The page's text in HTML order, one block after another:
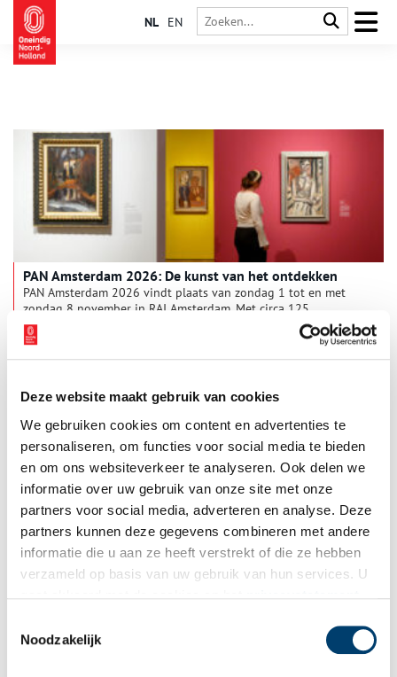
Deze website maakt gebruik van cookies
We gebruiken cookies om content en advertenties te
personaliseren, om functies voor social media te bieden
en om ons websiteverkeer te analyseren. Ook delen we
informatie over uw gebruik van onze site met onze
partners voor social media, adverteren en analyse. Deze
partners kunnen deze gegevens combineren met andere
informatie die u aan ze heeft verstrekt of die ze hebben
verzameld op basis van uw gebruik van hun services. U
Noodzakelijk
NL EN
PAN Amsterdam 2026: De kunst van het ontdekken
PAN Amsterdam 2026 vindt plaats van zondag 1 tot en met
zondag 8 november in RAI Amsterdam. Met circa 125
kunsthandelaren, antiquairs en galeriehouders brengt PAN
Amsterdam opnieuw een uitzonderlijke mix van kunst, antiek
en design bijeen. Van oude meesters tot hedendaagse kunst,
bijzondere verzamelobjecten: de beurs laat zien hoe breed
verzamelen vandaag de dag is.
Kröller Müller doet mee aan kunstbeurs PAN
In de RAI vindt vanaf 2 november voor de 38e keer de PAN
Amsterdam plaats, een kunstbeurs met oude meesters, maar